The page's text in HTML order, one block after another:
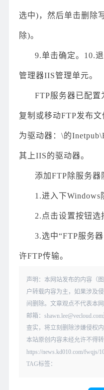
选中)，然后单击删除
除)。
9.单击确定。10.
管理器IIS管理单元。
FTP服务器已配置
复制或移动FTP发布
为驱动器：\的
其上IIS的驱动器。
添加FTP除服务器
1.进入下Windows
2.点击设置按钮选
3.选中“FTP服务
许FTP传输。
声明：本网站发布的内容（
户转载内容为主，如果涉及
间删除。文章观点不代表本
邮箱：
查实，将立刻删除涉嫌侵权内
本站原创内容未经允许不得
https://news.kd010.com/fwqjs/
TAG标签：